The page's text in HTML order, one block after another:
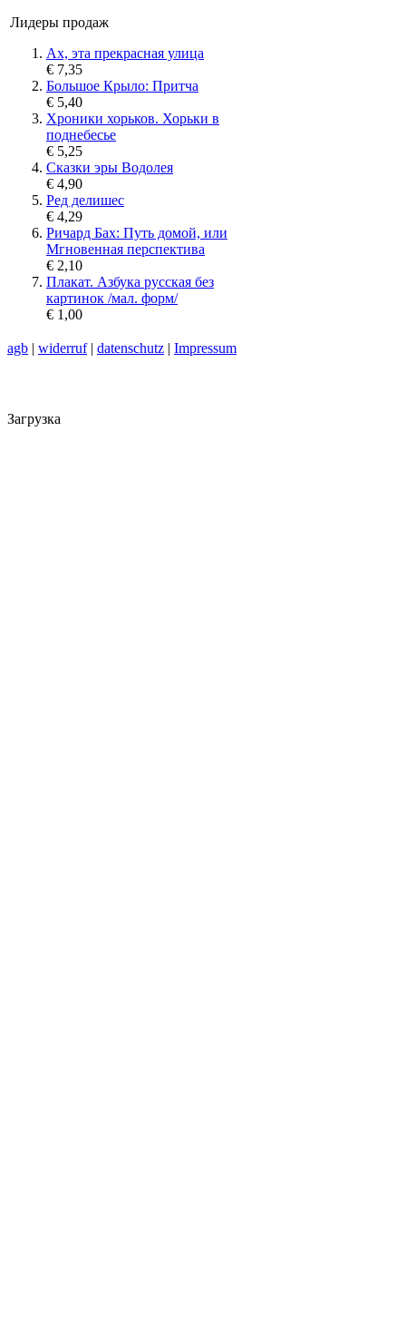
Лидеры продаж
Ах, эта прекрасная улица
€ 7,35
Большое Крыло: Притча
€ 5,40
Хроники хорьков. Хорьки в
поднебесье
€ 5,25
Сказки эры Водолея
€ 4,90
Ред делишес
€ 4,29
Ричард Бах: Путь домой, или
Мгновенная перспектива
€ 2,10
Плакат. Азбука русская без
картинок /мал. форм/
€ 1,00
agb | widerruf| datenschutz | Impressum
Загрузка